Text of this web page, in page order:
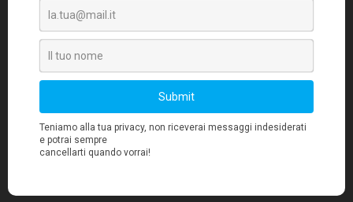
Leitwind ha seguito da vicino gli sviluppi del
mercato energetico e delle leggi in questo
Paese e oggi, grazie anche alla collaborazione
di partner locali e allo studio di prodotti
tecnologicamente avanzati e adatti a soddisfare
le norme attualmente in vigore sul territorio,
siamo in grado di sbarcare con successo in una